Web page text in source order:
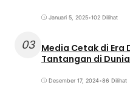
Januari 5, 2025•102 Dilihat
03 Media Cetak di
Tantangan di
Desember 17, 2024•86 Dilihat